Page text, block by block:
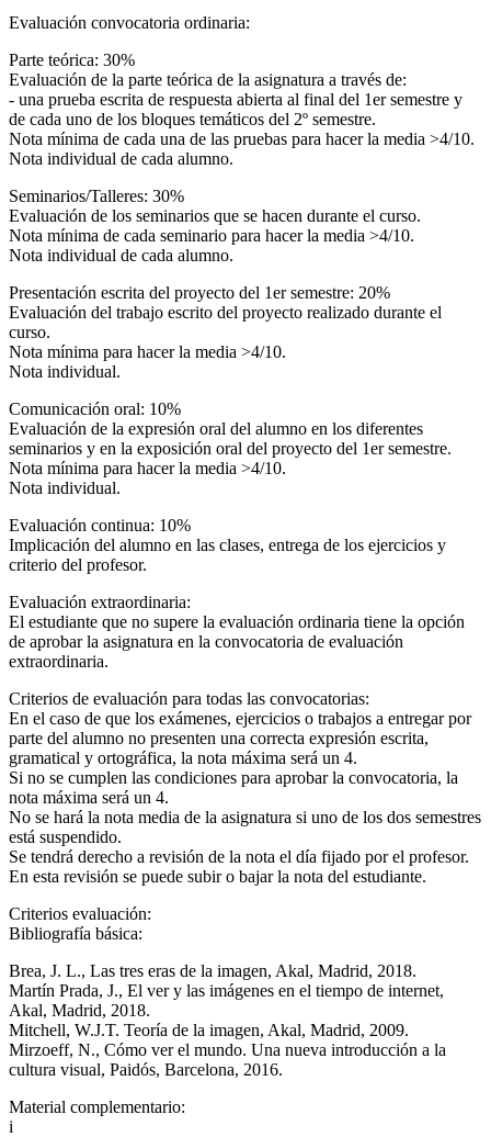
Evaluación convocatoria ordinaria:
Parte teórica: 30%
Evaluación de la parte teórica de la asignatura a través de:
- una prueba escrita de respuesta abierta al final del 1er semestre y
de cada uno de los bloques temáticos del 2º semestre.
Nota mínima de cada una de las pruebas para hacer la media >4/10.
Nota individual de cada alumno.
Seminarios/Talleres: 30%
Evaluación de los seminarios que se hacen durante el curso.
Nota mínima de cada seminario para hacer la media >4/10.
Nota individual de cada alumno.
Presentación escrita del proyecto del 1er semestre: 20%
Evaluación del trabajo escrito del proyecto realizado durante el
curso.
Nota mínima para hacer la media >4/10.
Nota individual.
Comunicación oral: 10%
Evaluación de la expresión oral del alumno en los diferentes
seminarios y en la exposición oral del proyecto del 1er semestre.
Nota mínima para hacer la media >4/10.
Nota individual.
Evaluación continua: 10%
Implicación del alumno en las clases, entrega de los ejercicios y
criterio del profesor.
Evaluación extraordinaria:
El estudiante que no supere la evaluación ordinaria tiene la opción
de aprobar la asignatura en la convocatoria de evaluación
extraordinaria.
Criterios de evaluación para todas las convocatorias:
En el caso de que los exámenes, ejercicios o trabajos a entregar por
parte del alumno no presenten una correcta expresión escrita,
gramatical y ortográfica, la nota máxima será un 4.
Si no se cumplen las condiciones para aprobar la convocatoria, la
nota máxima será un 4.
No se hará la nota media de la asignatura si uno de los dos semestres
está suspendido.
Se tendrá derecho a revisión de la nota el día fijado por el profesor.
En esta revisión se puede subir o bajar la nota del estudiante.
Criterios evaluación:
Bibliografía básica:
Brea, J. L., Las tres eras de la imagen, Akal, Madrid, 2018.
Martín Prada, J., El ver y las imágenes en el tiempo de internet,
Akal, Madrid, 2018.
Mitchell, W.J.T. Teoría de la imagen, Akal, Madrid, 2009.
Mirzoeff, N., Cómo ver el mundo. Una nueva introducción a la
cultura visual, Paidós, Barcelona, 2016.
Material complementario:
i